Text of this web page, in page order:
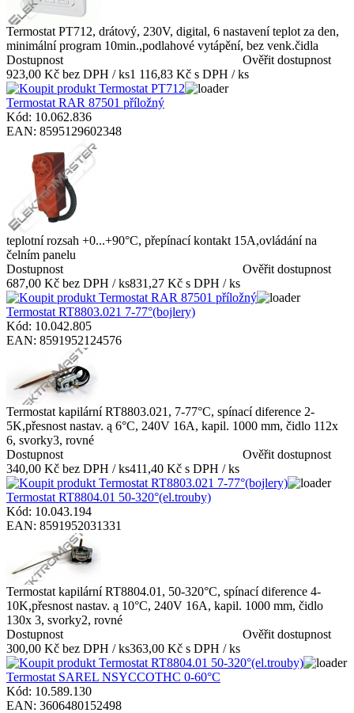
Termostat PT712, drátový, 230V, digital, 6 nastavení teplot za den,
minimální program 10min.,podlahové vytápění, bez venk.čidla
Dostupnost
Ověřit dostupnost
923,00 Kč bez DPH / ks1 116,83 Kč s DPH / ks
Termostat RAR 87501 příložný
Kód: 10.062.836
EAN: 8595129602348
teplotní rozsah +0...+90°C, přepínací kontakt 15A,ovládání na
čelním panelu
Dostupnost
Ověřit dostupnost
687,00 Kč bez DPH / ks831,27 Kč s DPH / ks
Termostat RT8803.021 7-77°(bojlery)
Kód: 10.042.805
EAN: 8591952124576
Termostat kapilární RT8803.021, 7-77°C, spínací diference 2-
5K,přesnost nastav. ą 6°C, 240V 16A, kapil. 1000 mm, čidlo 112x
6, svorky3, rovné
Dostupnost
Ověřit dostupnost
340,00 Kč bez DPH / ks411,40 Kč s DPH / ks
Termostat RT8804.01 50-320°(el.trouby)
Kód: 10.043.194
EAN: 8591952031331
Termostat kapilární RT8804.01, 50-320°C, spínací diference 4-
10K,přesnost nastav. ą 10°C, 240V 16A, kapil. 1000 mm, čidlo
130x 3, svorky2, rovné
Dostupnost
Ověřit dostupnost
300,00 Kč bez DPH / ks363,00 Kč s DPH / ks
Termostat SAREL NSYCCOTHC 0-60°C
Kód: 10.589.130
EAN: 3606480152498